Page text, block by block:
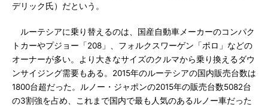
デリック氏）だという。
ルーテシアに乗り替えるのは、国産自動車メーカーのコンパク
トカーやプジョー「208」、フォルクスワーゲン「ポロ」などの
オーナーが多い。より大きなサイズのクルマから乗り換えるダウ
ンサイジング需要もある。2015年のルーテシアの国内販売台数は
1800台超だった。ルノー・ジャポンの2015年の販売台数5082台
の3割強を占め、これまで国内で最も人気のあるルノー車だった